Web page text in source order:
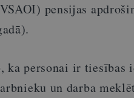
pensijas
ka personai ir tiesības
un darba